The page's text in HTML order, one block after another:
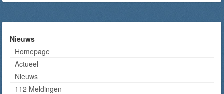
Nieuws
Homepage
Actueel
Nieuws
112 Meldingen